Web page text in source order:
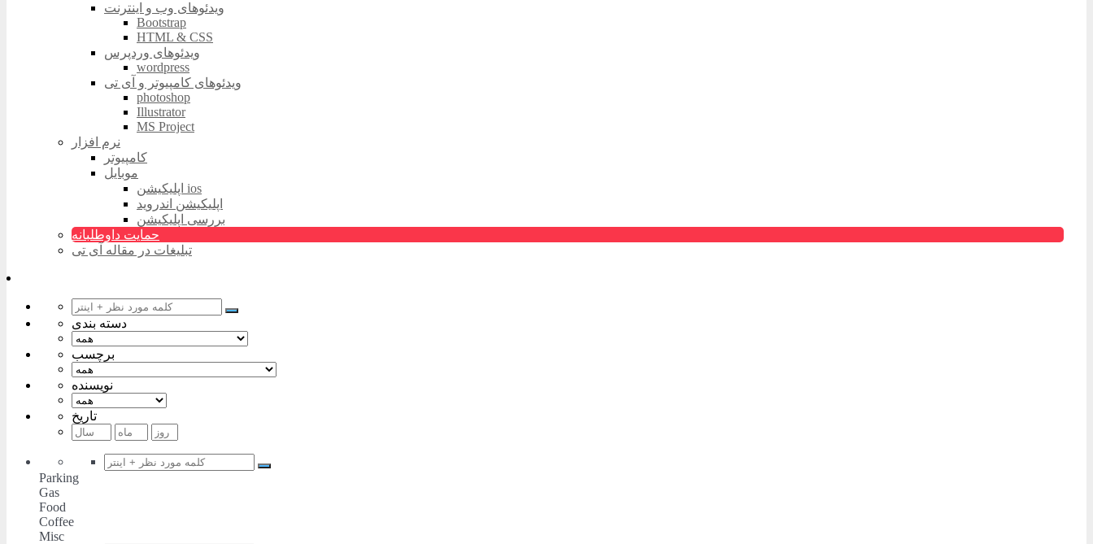
ویدئوهای وب و اینترنت
Bootstrap
HTML & CSS
ویدئوهای وردپرس
wordpress
ویدئوهای کامپیوتر و آی تی
photoshop
Illustrator
MS Project
نرم افزار
کامپیوتر
موبایل
اپلیکیشن ios
اپلیکیشن اندروید
بررسی اپلیکیشن
حمایت داوطلبانه
تبلیغات در مقاله آی تی
دسته بندی
برچسب
نویسنده
تاریخ
Parking
Gas
Food
Coffee
Misc